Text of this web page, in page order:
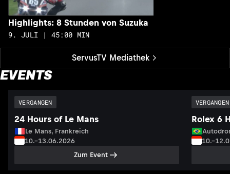
ServusTV Mediathek
Highlights: 8 Stunden von Suzuka
9. JULI | 45:00 MIN
EVENTS
VERGANGEN
24 Hours of Le Mans
Le Mans, Frankreich
10.–13.06.2026
Zum Event
VERGANGEN
Rolex 6